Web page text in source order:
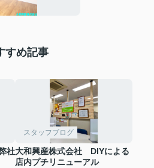
すめ記事
社
スタッフブログ
大和興産株式会社 DIYによる
店内プチリニューアル